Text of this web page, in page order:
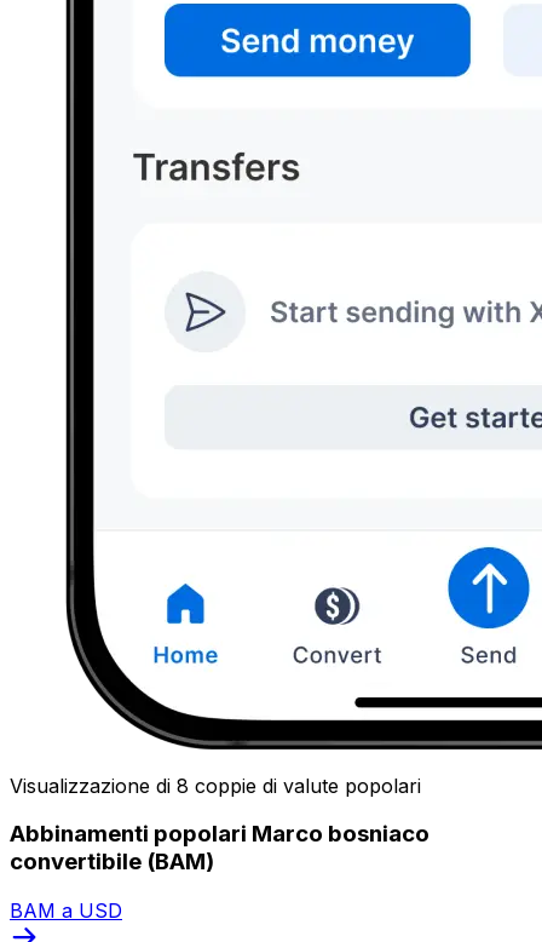
Visualizzazione di 8 coppie di valute popolari
Abbinamenti popolari Marco bosniaco
convertibile (BAM)
BAM a USD